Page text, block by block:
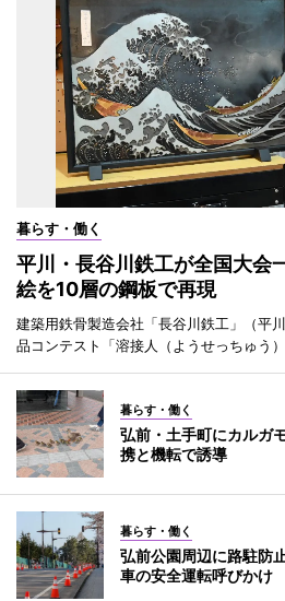
暮らす・働く
平川・長谷川鉄工が全国大
絵を10層の鋼板で再現
建築用鉄骨製造会社「長谷川鉄工」（平
品コンテスト「溶接人（ようせっちゅう
暮らす・働く
弘前・土手町にカルガ
携と機転で誘導
暮らす・働く
弘前公園周辺に路駐防
車の安全運転呼びかけ